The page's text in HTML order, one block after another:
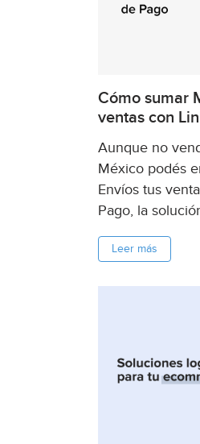
Cómo sumar
ventas con
Aunque no
México podés
Envíos tus
Pago, la
vas a mejorar
Leer más